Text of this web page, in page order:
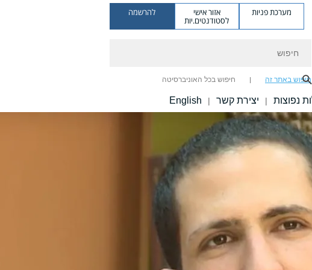
מערכת פניות אזור אישי
לסטודנטים.יות
להרשמה
חיפוש באתר זה חיפוש בכל האוניברסיטה
נפוצות | יצירת קשר |
English